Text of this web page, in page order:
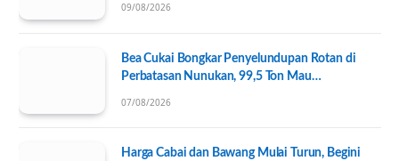
09/08/2026
Bea Cukai Bongkar Penyelundupan Rotan di
Perbatasan Nunukan, 99,5 Ton Mau
07/08/2026
Harga Cabai dan Bawang Mulai Turun, Begini